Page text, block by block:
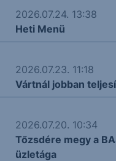
2026.07.24. 13:38
Heti Menü
2026.07.23. 11:18
Vártnál jobban
2026.07.20. 10:34
Tőzsdére megy a
üzletága